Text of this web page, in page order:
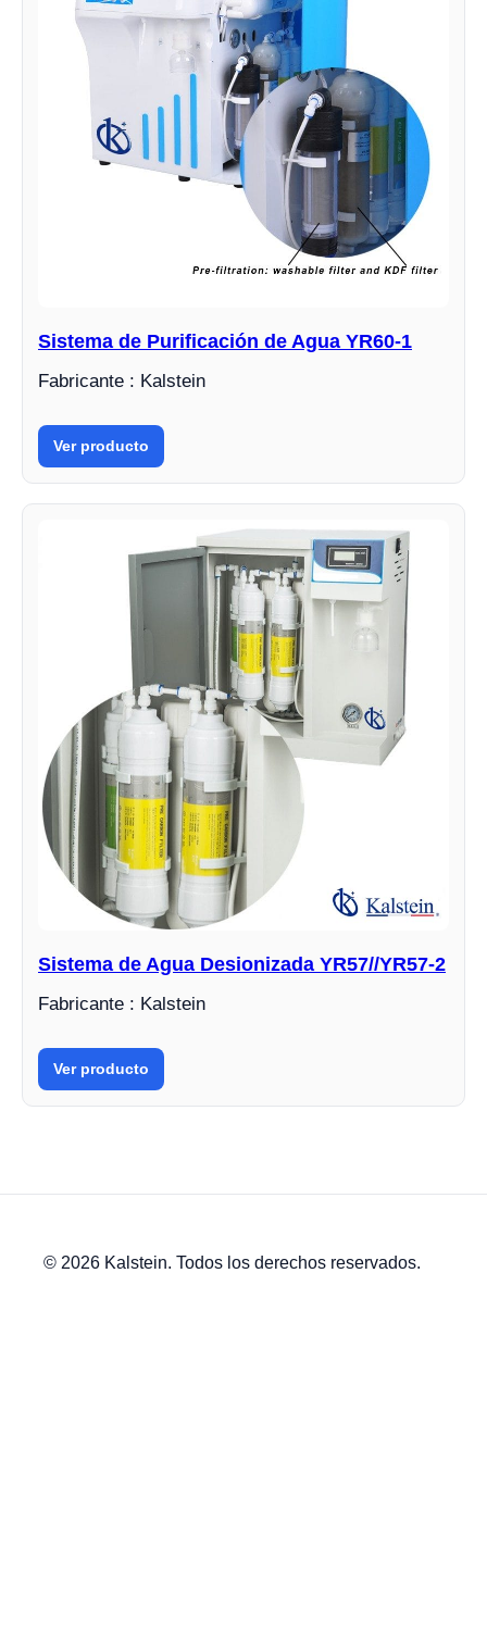
Sistema de Purificación de Agua YR60-1
Fabricante : Kalstein
Ver producto
Sistema de Agua Desionizada YR57//YR57-2
Fabricante : Kalstein
Ver producto
© 2026 Kalstein. Todos los derechos reservados.